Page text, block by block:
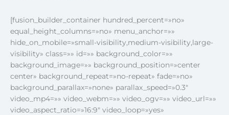
[fusion_builder_container hundred_percent=»no»
equal_height_columns=»no» menu_anchor=»»
hide_on_mobile=»small-visibility,medium-visibility,large-
visibility» class=»» id=»» background_color=»»
background_image=»» background_position=»center
center» background_repeat=»no-repeat» fade=»no»
background_parallax=»none» parallax_speed=»0.3″
video_mp4=»» video_webm=»» video_ogv=»» video_url=»»
video_aspect_ratio=»16:9″ video_loop=»yes»